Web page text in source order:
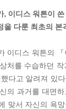
, 이디스 워튼이
을 다룬 최초의 본
이디스 워튼의
처를 수습하던
다고 알려져 있
의 과거를 대면
맞서 자신의 욕